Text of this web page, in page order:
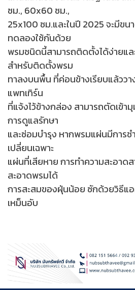
ซม., 60x60 ซม.,
25x100 ซม.และในปี 2025 จะมีข
ทดลองใช้กันด้วย
พรมชนิดนี้สามารถติดตั้งได้ง่ายแล
สำหรับติดตั้งพรม
ทาลงบนพื้น ที่ค่อนข้างเรียบแล้วว
แพทเทิร์น
ที่แจ้งไว้ข้างกล่อง สามารถตัดเข้า
การดูแลรักษา
และซ่อมบำรุง หากพรมแผ่นมีการช
เปลี่ยนเฉพาะ
แผ่นที่เสียหาย การทำความสะอาด
สะอาดพรมได้
การสะสมของฝุ่นน้อย ซักด้วยวิธีแ
เหม็นอับ